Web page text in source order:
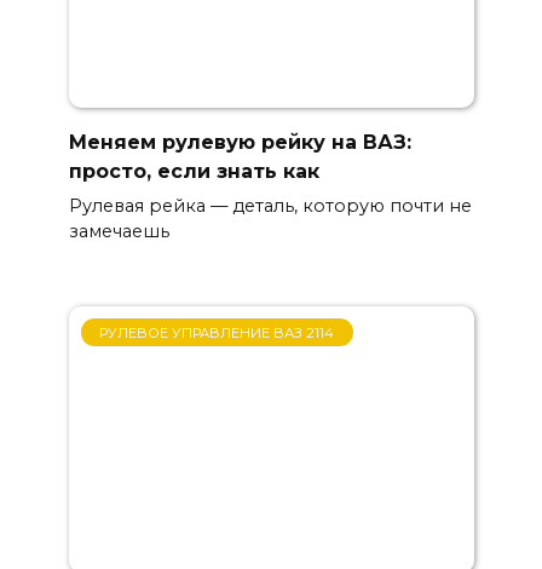
Меняем рулевую рейку на ВАЗ:
просто, если знать как
Рулевая рейка — деталь, которую почти не
замечаешь
РУЛЕВОЕ УПРАВЛЕНИЕ ВАЗ 2114